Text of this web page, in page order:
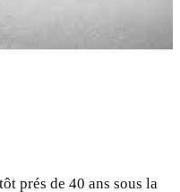
prés de 40 ans sous la